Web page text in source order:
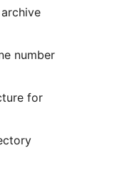
number
for